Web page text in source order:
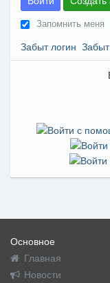
Запомнить меня
Забыт логин
Основное
Главная
Новости